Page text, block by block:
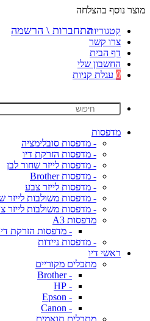
מוצר נוסף בהצלחה
קטגוריות
צרו קשר
דף הבית
החשבון שלי
0 עגלת קניות
מדפסות
- מדפסות סובלימציה
- מדפסות הזרקת דיו
- מדפסות לייזר שחור לבן
- מדפסות Brother
- מדפסות לייזר צבע
- מדפסות משולבות לייזר
- מדפסות משולבות לייזר
מדפסות A3
- מדפסות הזרקת
- מדפסות ניידות
ראשי דיו
מתכלים מקוריים
- Brother
- HP
- Epson
- Canon
מתכלים תואמים
התחברות \ הרשמה